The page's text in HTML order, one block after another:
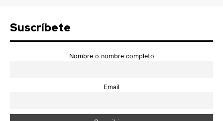
Suscríbete
Nombre o nombre completo
Email